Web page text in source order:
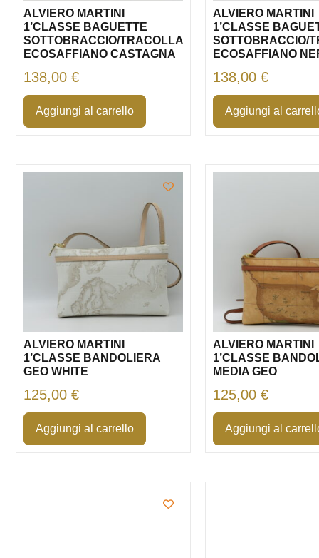
ALVIERO MARTINI
1’CLASSE BAGUETTE
SOTTOBRACCIO/TRACOLLA
ECOSAFFIANO CASTAGNA
138,00€
Aggiungi al carrello
ALVIERO MARTINI
1’CLASSE
SOTTOBRACCIO/
ECOSAFFIANO
138,00€
Aggiungi al
ALVIERO MARTINI
1’CLASSE BANDOLIERA
GEO WHITE
125,00€
Aggiungi al carrello
ALVIERO MARTINI
1’CLASSE
MEDIA GEO
125,00€
Aggiungi al